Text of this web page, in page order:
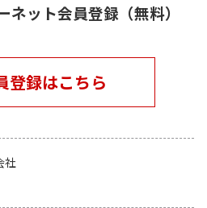
ット会員登録（無料）
登録はこちら
社